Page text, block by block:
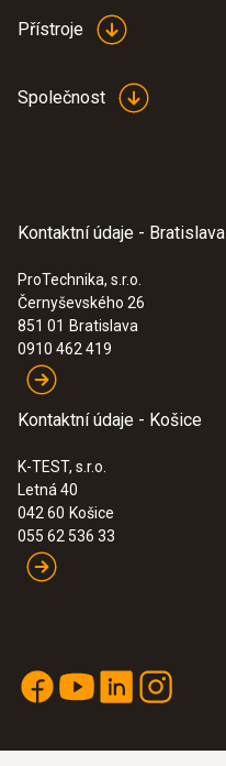
Přístroje
Společnost
Kontaktní údaje - Bratislava
ProTechnika, s.r.o.
Černyševského 26
851 01 Bratislava
0910 462 419
Kontaktní údaje - Košice
K-TEST, s.r.o.
Letná 40
042 60 Košice
055 62 536 33